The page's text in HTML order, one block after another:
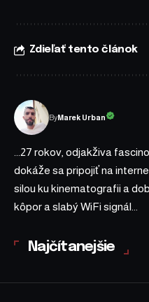
Zdieľať tento článok
ByMarek Urban
...27 rokov, odjakživa
dokáže sa pripojiť na
silou ku kinematografii a
kôpor a slabý WiFi signál...
Najčítanejšie